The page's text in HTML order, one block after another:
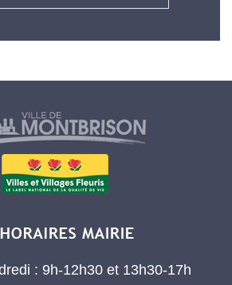
: 9h-12h30 et 13h30-17h